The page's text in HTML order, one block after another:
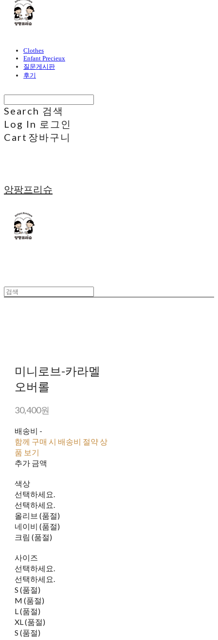
Clothes
Enfant Precieux
질문게시판
후기
Search 검색
Log In 로그인
Cart 장바구니
앙팡프리슈
미니로브-카라멜
오버롤
30,400원
배송비 -
함께 구매 시 배송비 절약 상
품 보기
추가 금액
색상
선택하세요.
선택하세요.
올리브 (품절)
네이비 (품절)
크림 (품절)
사이즈
선택하세요.
선택하세요.
S (품절)
M (품절)
L (품절)
XL (품절)
S (품절)